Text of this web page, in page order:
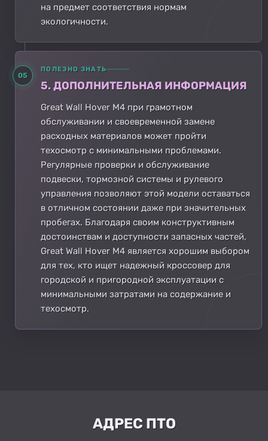
на предмет соответствия нормам
экологичности.
05
ПОЛЕЗНО ЗНАТЬ
5. ДОПОЛНИТЕЛЬНАЯ ИНФОРМАЦИЯ
Great Wall Hover M4 при грамотном
обслуживании и своевременной замене
расходных материалов может пройти
техосмотр с минимальными проблемами.
Регулярные проверки и обслуживание
подвески, тормозной системы и рулевого
управления позволяют этой модели оставаться
в отличном состоянии даже при значительных
пробегах. Благодаря своим конструктивным
достоинствам и доступности запасных частей,
Great Wall Hover M4 является хорошим выбором
для тех, кто ищет надежный кроссовер для
городской и пригородной эксплуатации с
минимальными затратами на содержание и
техосмотр.
АДРЕС ПТО